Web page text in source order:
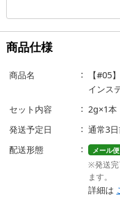
商品仕様
商品名
【#05
インス
セット内容
2g×1本
発送予定日
通常3
配送形態
メール便
※発送完
ます。
詳細は